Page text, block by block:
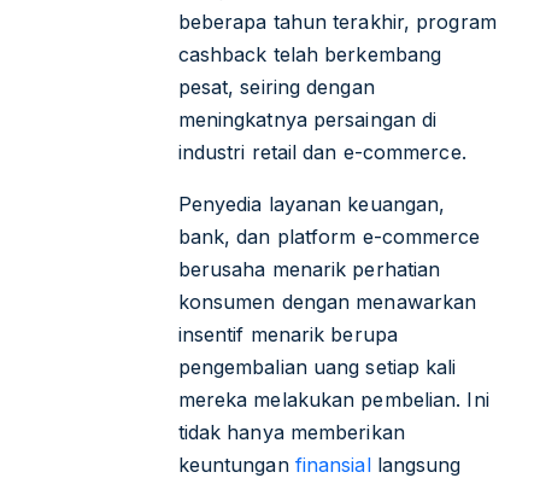
beberapa tahun terakhir, program
cashback telah berkembang
pesat, seiring dengan
meningkatnya persaingan di
industri retail dan e-commerce.
Penyedia layanan keuangan,
bank, dan platform e-commerce
berusaha menarik perhatian
konsumen dengan menawarkan
insentif menarik berupa
pengembalian uang setiap kali
mereka melakukan pembelian. Ini
tidak hanya memberikan
keuntunganfinansiallangsung